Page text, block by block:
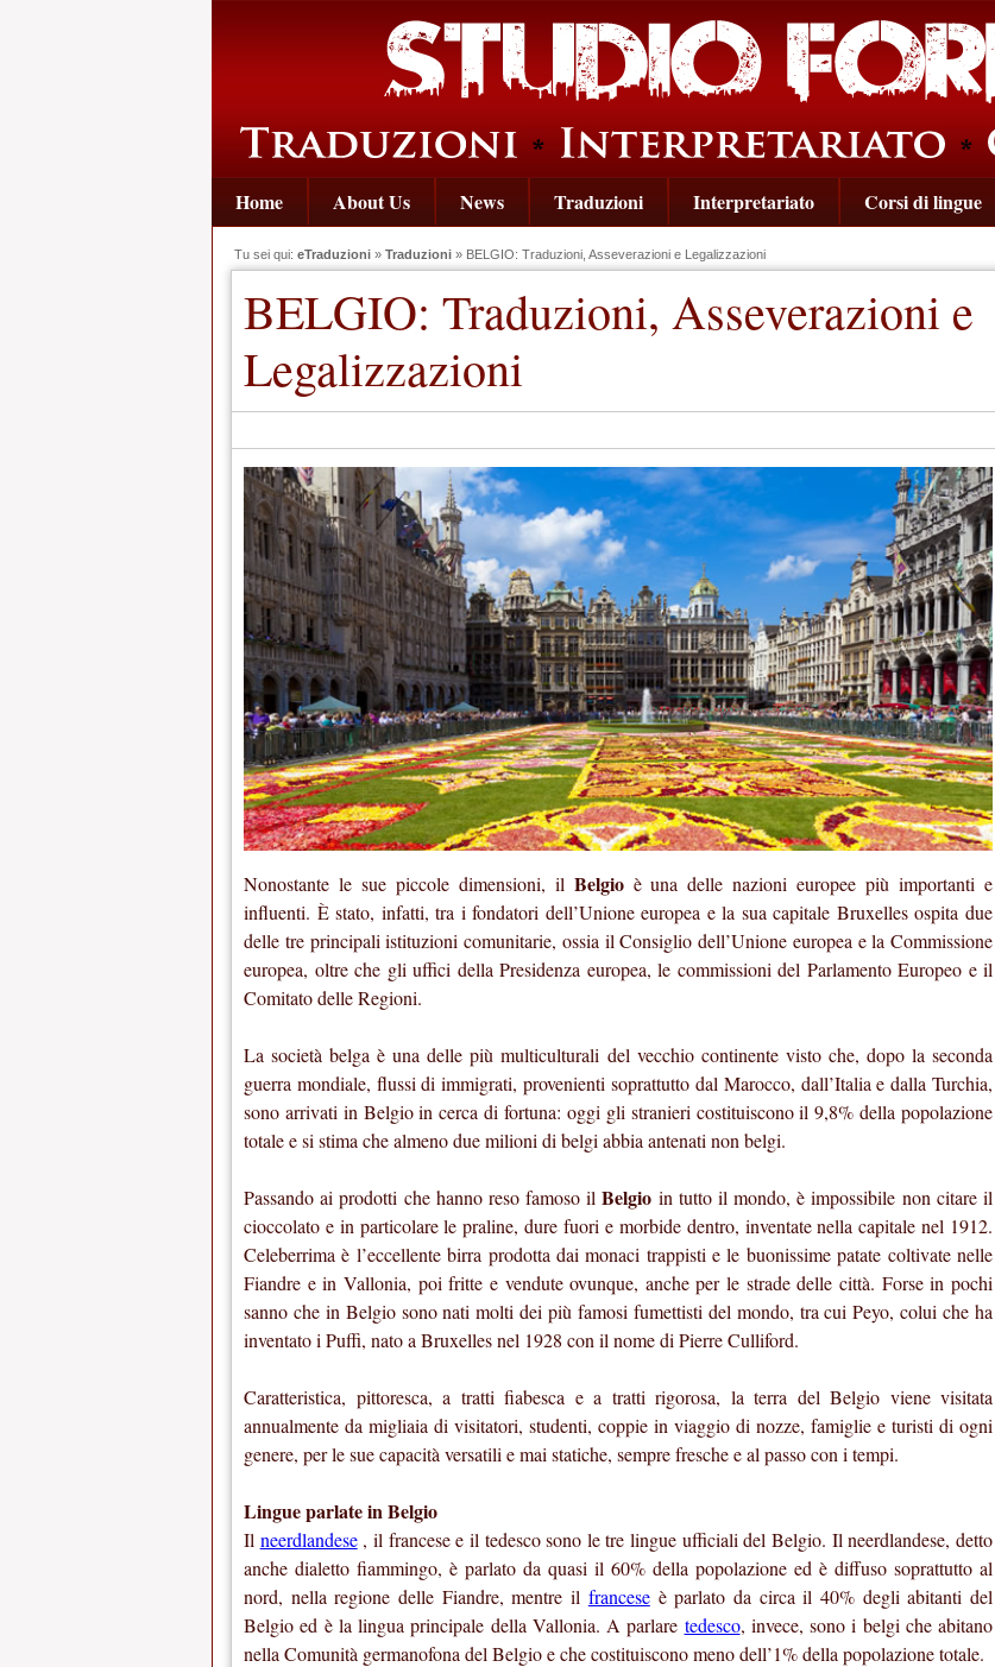
Home About Us News Traduzioni Interpretariato Corsi di lingue
Tu sei qui: eTraduzioni » Traduzioni » BELGIO: Traduzioni, Asseverazioni e Legalizzazioni
BELGIO: Traduzioni, Asseverazioni e
Legalizzazioni
Nonostante le sue piccole dimensioni, il Belgioè una delle nazioni europee più importanti e
influenti. È stato, infatti, tra i fondatori dell’Unione europea e la sua capitale Bruxelles ospita due
delle tre principali istituzioni comunitarie, ossia il Consiglio dell’Unione europea e la Commissione
europea, oltre che gli uffici della Presidenza europea, le commissioni del Parlamento Europeo e il
Comitato delle Regioni.
La società belga è una delle più multiculturali del vecchio continente visto che, dopo la seconda
guerra mondiale, flussi di immigrati, provenienti soprattutto dal Marocco, dall’Italia e dalla Turchia,
sono arrivati in Belgio in cerca di fortuna: oggi gli stranieri costituiscono il 9,8% della popolazione
totale e si stima che almeno due milioni di belgi abbia antenati non belgi.
Passando ai prodotti che hanno reso famoso ilBelgio in tutto il mondo, è impossibile non citare il
cioccolato e in particolare le praline, dure fuori e morbide dentro, inventate nella capitale nel 1912.
Celeberrima è l’eccellente birra prodotta dai monaci trappisti e le buonissime patate coltivate nelle
Fiandre e in Vallonia, poi fritte e vendute ovunque, anche per le strade delle città. Forse in pochi
sanno che in Belgio sono nati molti dei più famosi fumettisti del mondo, tra cui Peyo, colui che ha
inventato i Puffi, nato a Bruxelles nel 1928 con il nome di Pierre Culliford.
Caratteristica, pittoresca, a tratti fiabesca e a tratti rigorosa, la terra del Belgio viene visitata
annualmente da migliaia di visitatori, studenti, coppie in viaggio di nozze, famiglie e turisti di ogni
genere, per le sue capacità versatili e mai statiche, sempre fresche e al passo con i tempi.
Lingue parlate in Belgio
Il neerdlandese, il francese e il tedesco sono le tre lingue ufficiali del Belgio. Il neerdlandese, detto
anche dialetto fiammingo, è parlato da quasi il 60% della popolazione ed è diffuso soprattutto al
nord, nella regione delle Fiandre, mentre il franceseè parlato da circa il 40% degli abitanti del
Belgio ed è la lingua principale della Vallonia. A parlare tedesco, invece, sono i belgi che abitano
nella Comunità germanofona del Belgio e che costituiscono meno dell’1% della popolazione totale.